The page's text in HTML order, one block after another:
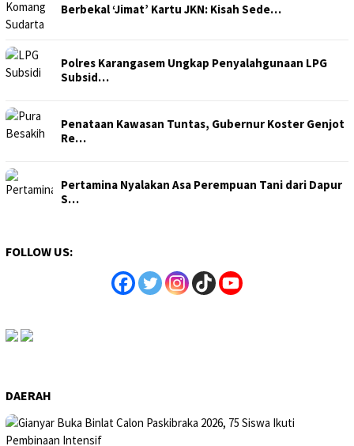
Berbekal ‘Jimat’ Kartu JKN: Kisah Sede…
Polres Karangasem Ungkap Penyalahgunaan LPG
Subsid…
Penataan Kawasan Tuntas, Gubernur Koster Genjot
Re…
Pertamina Nyalakan Asa Perempuan Tani dari Dapur
S…
FOLLOW US:
DAERAH